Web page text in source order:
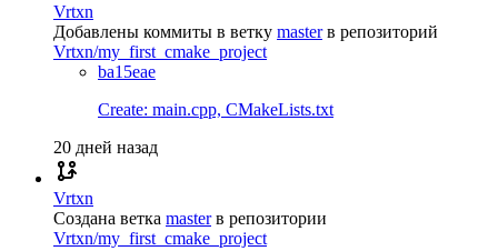
Vrtxn
Добавлены коммиты в ветку master в репозиторий
Vrtxn/my_first_cmake_project
ba15eae
Create: main.cpp, CMakeLists.txt
20 дней назад
Vrtxn
Создана ветка master в репозитории
Vrtxn/my_first_cmake_project